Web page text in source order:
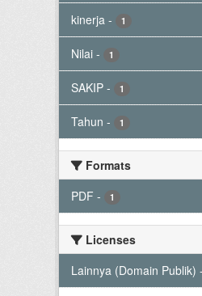
kinerja - 1
Nilai - 1
SAKIP - 1
Tahun - 1
Formats
PDF - 1
Licenses
Lainnya (Domain Publik) -